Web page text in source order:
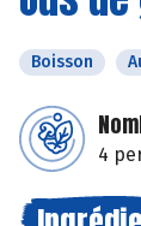
Boisson
4